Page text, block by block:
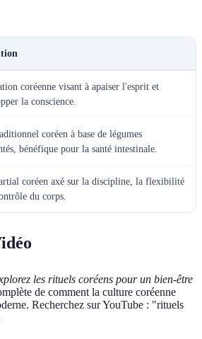
coréenne visant à apaiser l'esprit et
la conscience.
coréen à base de légumes
bénéfique pour la santé intestinale.
coréen axé sur la discipline, la flexibilité
du corps.
les rituels coréens pour un bien-être
de comment la culture coréenne
Recherchez sur YouTube : "rituels